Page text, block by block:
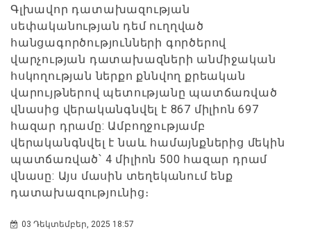
Գլխավոր դատախազության
սեփականության դեմ ուղղված
հանցագործությունների գործերով
վարչության դատախազների անմիջական
հսկողության ներքո քննվող քրեական
վարույթներով պետությանը պատճառված
վնասից վերականգնվել է 867 միլիոն 697
հազար դրամը: Ամբողջությամբ
վերականգնվել է նաև համայնքներից մեկին
պատճառված՝ 4 միլիոն 500 հազար դրամ
վնասը: Այս մասին տեղեկանում ենք
դատախազությունից։
03 Դեկտեմբեր, 2025 18:57